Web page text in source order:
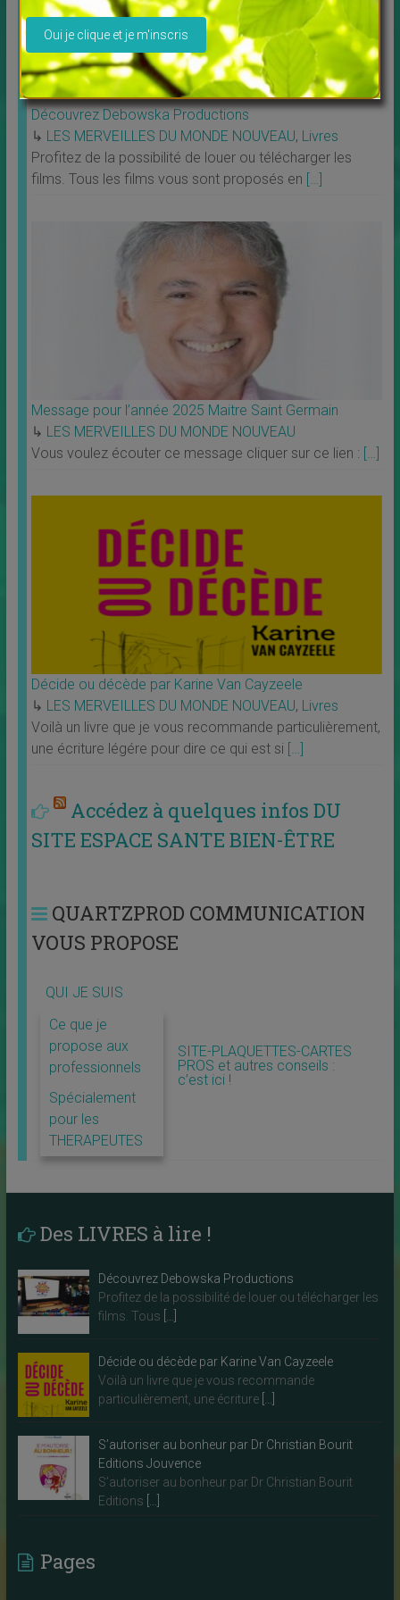
Découvrez Debowska Productions
↳ LES MERVEILLES DU MONDE NOUVEAU, Livres
Profitez de la possibilité de louer ou télécharger les
films. Tous les films vous sont proposés en […]
Message pour l’année 2025 Maitre Saint Germain
↳ LES MERVEILLES DU MONDE NOUVEAU
Vous voulez écouter ce message cliquer sur ce lien : […]
Décide ou décède par Karine Van Cayzeele
↳ LES MERVEILLES DU MONDE NOUVEAU, Livres
Voilà un livre que je vous recommande particulièrement,
une écriture légére pour dire ce qui est si […]
Accédez à quelques infos DU
SITE ESPACE SANTE BIEN-ÊTRE
QUARTZPROD COMMUNICATION
VOUS PROPOSE
QUI JE SUIS
Ce que je
propose aux
professionnels
Spécialement
pour les
THERAPEUTES
SITE-PLAQUETTES-CARTES
PROS et autres conseils :
c’est ici !
Des LIVRES à lire !
Découvrez Debowska Productions
Profitez de la possibilité de louer ou télécharger les
films. Tous […]
Décide ou décède par Karine Van Cayzeele
Voilà un livre que je vous recommande
particulièrement, une écriture […]
S’autoriser au bonheur par Dr Christian Bourit
Editions Jouvence
S’autoriser au bonheur par Dr Christian Bourit
Editions […]
Pages
Veuillez laisser ce champ vide.